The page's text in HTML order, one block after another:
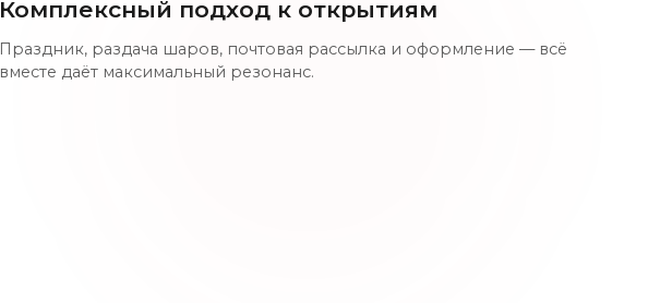
Комплексный подход к открытиям
Праздник, раздача шаров, почтовая рассылка и оформление — всё
вместе даёт максимальный резонанс.